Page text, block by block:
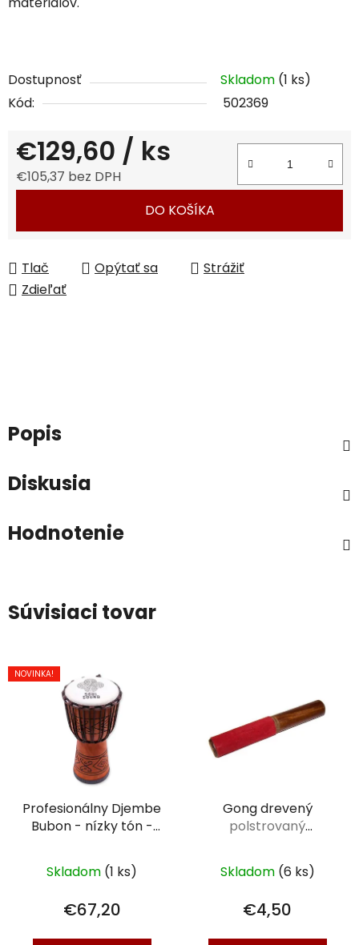
Dostupnosť Skladom (1 ks)
Kód:
502369
€129,60 / ks
€105,37 bez DPH
DO KOŠÍKA
Tlač Opýtať sa
Strážiť
Zdieľať
Popis
Diskusia
Hodnotenie
Súvisiaci tovar
NOVINKA!
Profesionálny Djembe
Bubon - nízky tón -
22cm)
Skladom (1 ks)
€67,20
Gong drevený
polstrovaný
Skladom (6 ks)
€4,50